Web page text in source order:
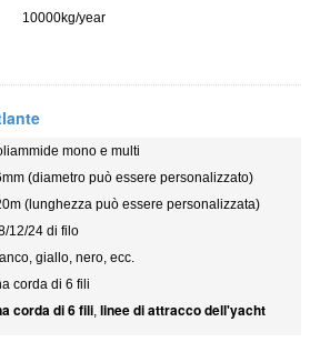
10000kg/year
mono e multi
(diametro può essere personalizzato)
(lunghezza può essere personalizzata)
12/24 di filo
giallo, nero, ecc.
corda di 6 fili
corda di 6 fili, linee di attracco dell'yacht